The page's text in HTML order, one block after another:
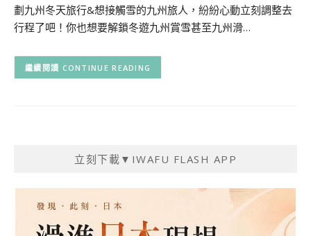
劃九州冬天旅行&想接觸雪的九州旅人，紛紛心動立刻調整去
行程了吧！你也想要解鎖冬遊九州賞雪甚至九州滑…
CONTINUE READING
立刻下載▼IWAFU FLASH APP